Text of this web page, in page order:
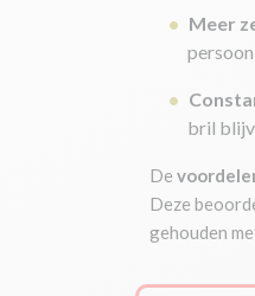
Meer
bril
De
Deze
gehouden